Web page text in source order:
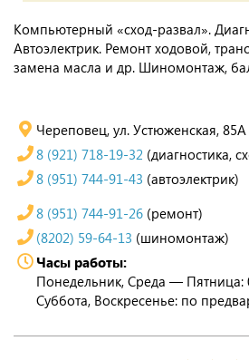
Компьютерный «сход-развал».
Автоэлектрик. Ремонт ходовой,
замена масла и др. Шиномонтаж,
Череповец, ул. Устюженская, 85А
8 (921) 718-19-32 (диагностика,
8 (951) 744-91-43 (автоэлектрик)
8 (951) 744-91-26 (ремонт)
(8202) 59-64-13 (шиномонтаж)
Часы работы:
Понедельник, Среда — Пятница:
Суббота, Воскресенье: по